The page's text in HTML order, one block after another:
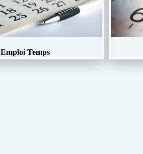
Emploi Temps